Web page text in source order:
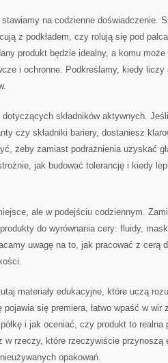
na codzienne doświadczenie.
z podkładem, czy rolują się pod
produkt będzie idealny, a komu
i ochronne. Podkreślamy, kiedy
dotyczących składników aktywnych.
czy składniki bariery, dostaniesz
żeby zamiast podrażnienia uzyskać
jak budować tolerancję i kiedy
ale w podejściu codziennym.
do wyrównania cery: fluidy,
uwagę na to, jak pracować z cerą
materiały edukacyjne, które uczą
się premiera, łatwo wpaść w wir
i jak oceniać, czy produkt to
w rzeczy, które rzeczywiście
opakowań.